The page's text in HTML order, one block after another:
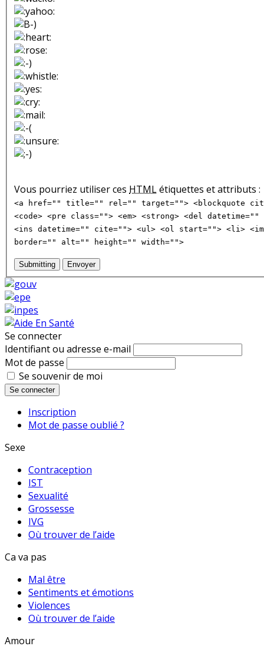
Vous pourriez utiliser ces HTMLétiquettes et attributs :
<a href="" title="" rel="" target=""> <blockquote
<code> <pre class=""> <em> <strong> <del
<ins datetime="" cite=""> <ul> <ol start=""> <li>
border="" alt="" height="" width="">
Submitting Envoyer
Se connecter
Identifiant ou adresse e-mail
Mot de passe
Se souvenir de moi
Se connecter
Inscription
Mot de passe oublié ?
Sexe
Contraception
IST
Sexualité
Grossesse
IVG
Où trouver de l’aide
Ca va pas
Mal être
Sentiments et émotions
Violences
Où trouver de l’aide
Amour